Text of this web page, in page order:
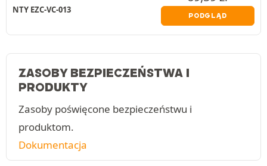
NTY EZC-VC-013
PODGLĄD
ZASOBY BEZPIECZEŃSTWA I
PRODUKTY
Zasoby poświęcone bezpieczeństwu i
produktom.
Dokumentacja